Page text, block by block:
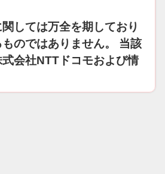
しては万全を期しており
のではありません。 当該
会社NTTドコモおよび情